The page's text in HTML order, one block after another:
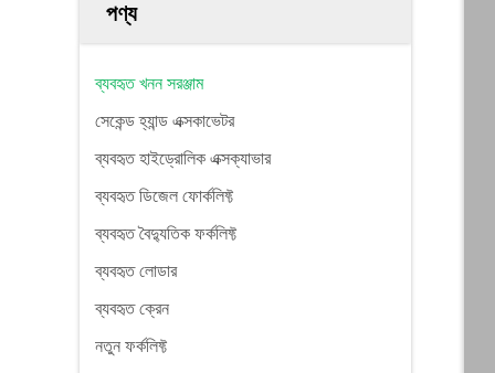
পণ্য
ব্যবহৃত খনন সরঞ্জাম
সেকেন্ড হ্যান্ড এক্সকাভেটর
ব্যবহৃত হাইড্রোলিক এক্সক্যাভার
ব্যবহৃত ডিজেল ফোর্কলিফ্ট
ব্যবহৃত বৈদ্যুতিক ফর্কলিফ্ট
ব্যবহৃত লোডার
ব্যবহৃত ক্রেন
নতুন ফর্কলিফ্ট